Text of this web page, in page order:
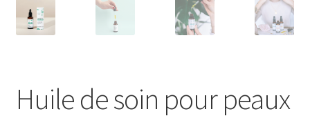
Huile de soin pour peaux